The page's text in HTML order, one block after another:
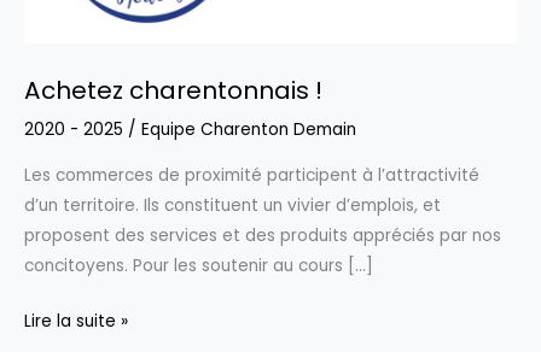
Achetez charentonnais !
2020 - 2025 / Equipe Charenton Demain
Les commerces de proximité participent à l’attractivité
d’un territoire. Ils constituent un vivier d’emplois, et
proposent des services et des produits appréciés par nos
concitoyens. Pour les soutenir au cours […]
Achetez
Lire la suite »